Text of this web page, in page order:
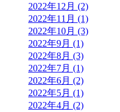
2022年12月 (2)
2022年11月 (1)
2022年10月 (3)
2022年9月 (1)
2022年8月 (3)
2022年7月 (1)
2022年6月 (2)
2022年5月 (1)
2022年4月 (2)